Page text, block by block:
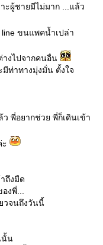
ะผู้ชายมีไม่มาก ...แล้ว
line ขนแพคน้ำเปล่า
งไปจากคนอื่น
ท่าทางมุ่งมั่น ตั้งใจ
ว พี่อยากช่วย พี่ก็เดินเข้า
ะ
ถึงมืด
งพี่...
วจนถึงวันนี้
นั้น